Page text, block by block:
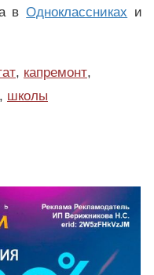
вОдноклассниках и
, капремонт,
, школы